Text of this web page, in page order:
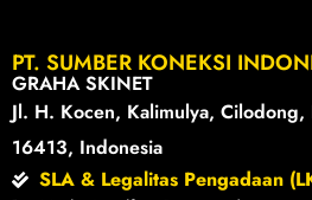
PT. SUMBER KONEKSI
GRAHA SKINET
Jl. H. Kocen, Kalimulya, Cilodong,
16413, Indonesia
SLA & Legalitas Pengadaan